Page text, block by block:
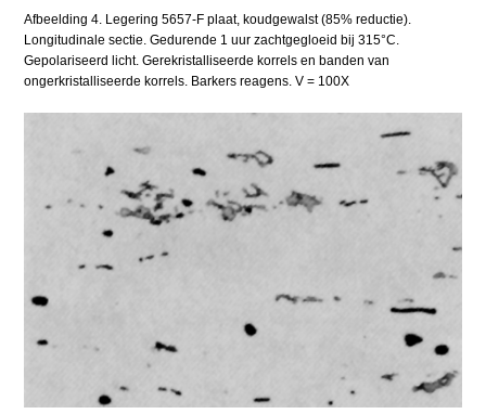
Afbeelding 4. Legering 5657-F plaat, koudgewalst (85% reductie).
Longitudinale sectie. Gedurende 1 uur zachtgegloeid bij 315°C.
Gepolariseerd licht. Gerekristalliseerde korrels en banden van
ongerkristalliseerde korrels. Barkers reagens. V = 100X